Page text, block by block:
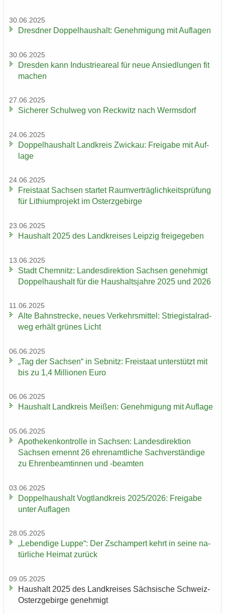
30.06.2025
Dresd­ner Dop­pel­haus­halt: Ge­neh­mi­gung mit Auf­la­gen
30.06.2025
Dres­den kann In­dus­trie­are­al für neue An­sied­lun­gen fit
ma­chen
27.06.2025
Si­che­rer Schul­weg von Reck­witz nach Werms­dorf
24.06.2025
Dop­pel­haus­halt Land­kreis Zwi­ckau: Frei­ga­be mit Auf­
la­ge
24.06.2025
Frei­staat Sach­sen star­tet Ra­um­ver­träg­lich­keits­prü­fung
für Li­thi­um­pro­jekt im Ost­erz­ge­bir­ge
23.06.2025
Haus­halt 2025 des Land­krei­ses Leip­zig frei­ge­ge­ben
13.06.2025
Stadt Chem­nitz: Lan­des­di­rek­ti­on Sach­sen ge­neh­migt
Dop­pel­haus­halt für die Haus­halts­jah­re 2025 und 2026
11.06.2025
Alte Bahn­stre­cke, neues Ver­kehrs­mit­tel: Strie­gi­st­al­rad­
weg er­hält grü­nes Licht
06.06.2025
„Tag der Sach­sen“ in Seb­nitz: Frei­staat un­ter­stützt mit
bis zu 1,4 Mil­lio­nen Euro
06.06.2025
Haus­halt Land­kreis Mei­ßen: Ge­neh­mi­gung mit Auf­la­ge
05.06.2025
Apo­the­ken­kon­trol­le in Sach­sen: Lan­des­di­rek­ti­on
Sach­sen er­nennt 26 eh­ren­amt­li­che Sach­ver­stän­di­ge
zu Eh­ren­be­am­tin­nen und -​beamten
03.06.2025
Dop­pel­haus­halt Vogt­land­kreis 2025/2026: Frei­ga­be
unter Auf­la­gen
28.05.2025
„Le­ben­di­ge Luppe“: Der Zscham­pert kehrt in seine na­
tür­li­che Hei­mat zu­rück
09.05.2025
Haus­halt 2025 des Land­krei­ses Säch­si­sche Schweiz-​
Osterzgebirge ge­neh­migt